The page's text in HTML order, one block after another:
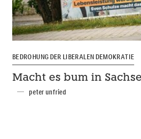
BEDROHUNG DER LIBERALEN DEMOKRATIE
Macht es bum in
peter unfried